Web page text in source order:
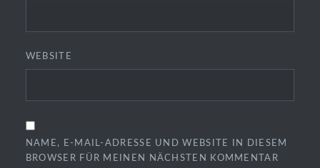
WEBSITE
NAME, E-MAIL-ADRESSE UND WEBSITE IN DIESEM
BROWSER FÜR MEINEN NÄCHSTEN KOMMENTAR